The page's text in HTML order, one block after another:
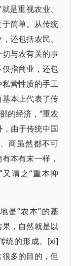
是重视农业、
简单。从传统
还包括农民、
与农有关的事
指商业，还包
营性质的手工
本上代表了传
的经济，“重农
由于传统中国
商虽然都不可
本有末一样，
谓之“重本抑
是“农本”的基
，自然就是以
统的形成。[xi]
多的目的，但